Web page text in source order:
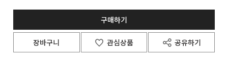
구매하기
장바구니 관심상품 공유하기